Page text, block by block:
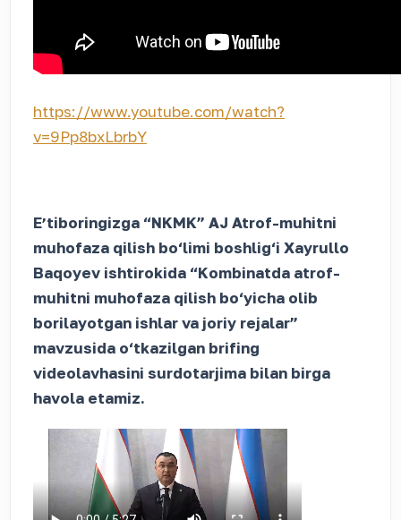
https://www.youtube.com/watch?
v=9Pp8bxLbrbY
Eʼtiboringizga “NKMK” AJ Atrof-muhitni
muhofaza qilish bo‘limi boshlig‘i Xayrullo
Baqoyev ishtirokida “Kombinatda atrof-
muhitni muhofaza qilish bo‘yicha olib
borilayotgan ishlar va joriy rejalar”
mavzusida o‘tkazilgan brifing
videolavhasini surdotarjima bilan birga
havola etamiz.